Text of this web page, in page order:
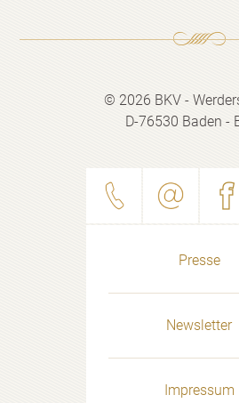
© 2026 BKV -
D-76530 Baden -
Presse
Newsletter
Impressum